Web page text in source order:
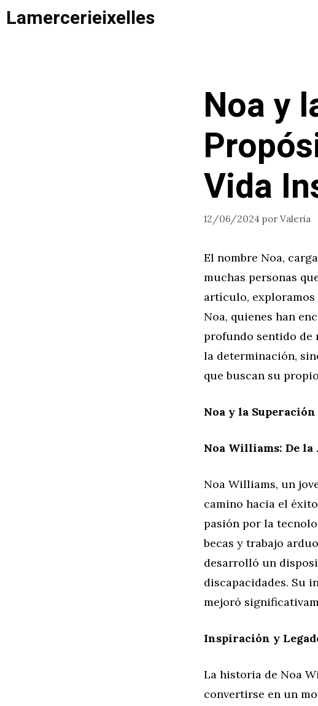
Saltar
alLamercerieixelles
Noa y
Vida
12/06/2024 por Valeria
El nombre Noa,
muchas personas
artículo,
Noa, quienes han
profundo sentido de
la determinación,
que buscan su
Noa y la
Noa Williams: De
Noa Williams, un
camino hacia el
pasión por la
becas y trabajo
desarrolló un
discapacidades. Su
mejoró
Inspiración y
La historia de Noa
convertirse en un